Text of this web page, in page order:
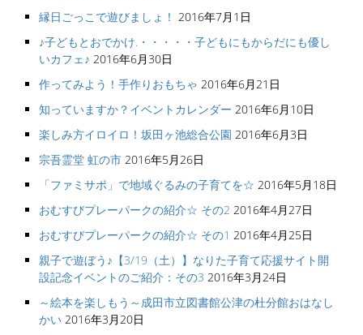
縁日ごっこで遊びましょ！ 2016年7月1日
♪子どもとおでかけ.・・・・・子どもにもからだにも優し
いカフェ♪ 2016年6月30日
作ってみよう！手作りおもちゃ 2016年6月21日
知っていますか？イベントカレンダー 2016年6月10日
楽しみ方イロイロ！坂田ヶ池総合公園 2016年6月3日
宗吾霊堂 虹の市 2016年5月26日
「ファミサポ」で地域ぐるみの子育てを☆ 2016年5月18日
おむすびプレーパークの紹介☆ その2 2016年4月27日
おむすびプレーパークの紹介☆ その1 2016年4月25日
親子で遊ぼう♪【3/19（土）】なりた子育て応援サイト開
設記念イベントのご紹介：その3 2016年3月24日
～絵本を楽しもう～成田市立図書館公津の杜分館おはなし
かい 2016年3月20日